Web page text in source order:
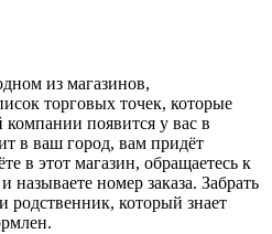
из магазинов,
торговых точек, которые
появится у вас в
в ваш город, вам придёт
в этот магазин, обращаетесь к
называете номер заказа. Забрать
который знает